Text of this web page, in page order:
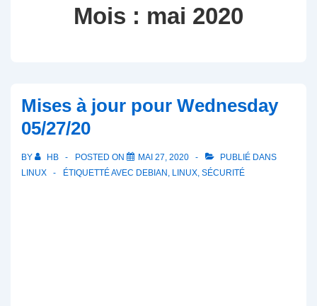
Mois : mai 2020
Mises à jour pour Wednesday
05/27/20
BY HB POSTED ON MAI 27, 2020
PUBLIÉ DANS
LINUX
ÉTIQUETTÉ AVEC DEBIAN , LINUX, SÉCURITÉ